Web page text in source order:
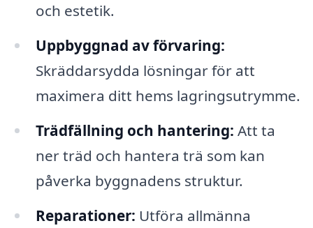
och estetik.
Uppbyggnad av förvaring:
Skräddarsydda lösningar för att
maximera ditt hems lagringsutrymme.
Trädfällning och hantering: Att ta
ner träd och hantera trä som kan
påverka byggnadens struktur.
Reparationer: Utföra allmänna